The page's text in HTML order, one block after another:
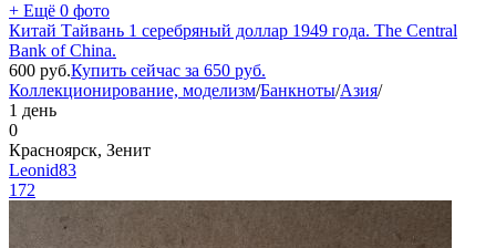
+ Ещё 0 фото
Китай Тайвань 1 серебряный доллар 1949 года. The Central
Bank of China.
600 руб.Купить сейчас за 650 руб.
Коллекционирование, моделизм/Банкноты/Азия/
1 день
0
Красноярск, Зенит
Leonid83
172